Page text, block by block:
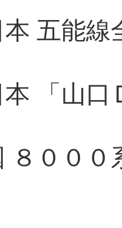
五能
「山
８００